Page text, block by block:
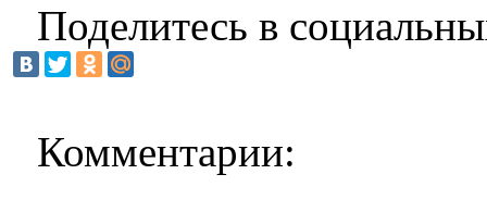
Поделитесь в
Комментарии: